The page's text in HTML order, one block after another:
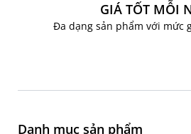
GIÁ TỐT MỖI
Đa dạng sản phẩm với mức
Danh mục sản phẩm